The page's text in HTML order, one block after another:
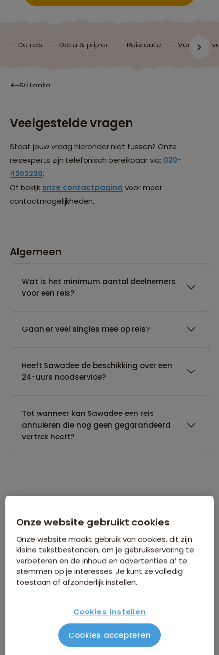
De reis Data & prijzen Reisroute Verblijf &
Sri Lanka
Veelgestelde vragen
Staat jouw vraag hieronder niet tussen? Onze
reisexperts zijn telefonisch bereikbaar via: 020-
4202220.
Of bekijk onze contactpagina voor meer
contactmogelijkheden.
Algemeen
Wat is het minimum aantal deelnemers
voor een reis?
Gaan er veel singles mee op reis?
Heeft Sawadee de beschikking over een
24-uurs noodservice?
Tot wanneer kan Sawadee een reis
annuleren die nog geen gegarandeerd
vertrek heeft?
Wanneer kan ik het beste een reis
boeken?
Kan ik ook eerst een optie nemen op een
De reis van mijn keuze heeft nog geen
gegarandeerd vertrek. Wat nu?
Onze website gebruikt cookies
Onze website maakt gebruik van cookies, dit zijn
kleine tekstbestanden, om je gebruikservaring te
verbeteren en de inhoud en advertenties af te
stemmen op je interesses. Je kunt ze volledig
toestaan of afzonderlijk instellen.
Cookies instellen
Cookies accepteren